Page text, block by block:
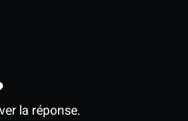
la réponse.